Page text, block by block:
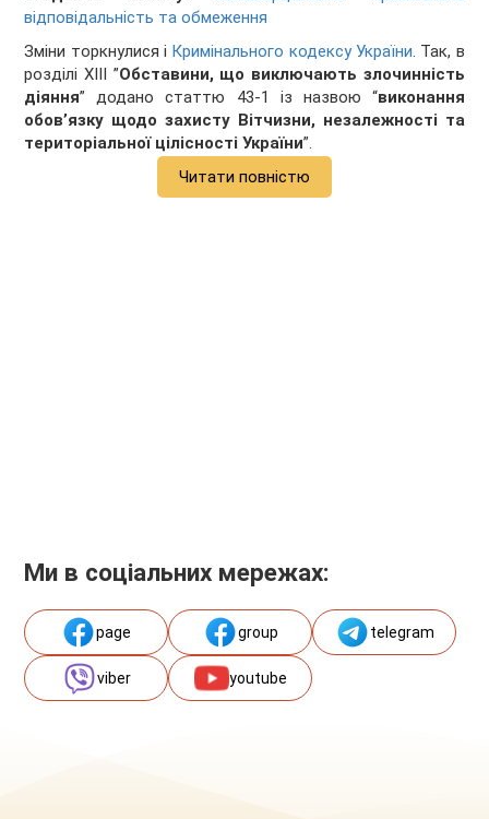
відповідальність та обмеження
Зміни торкнулися і Кримінального кодексу України. Так, в
розділі XIII ”Обставини, що виключають злочинність
діяння” додано статтю 43-1 із назвою “виконання
обов’язку щодо захисту Вітчизни, незалежності та
територіальної цілісності України”.
Читати повністю
Ми в соціальних мережах:
page group telegram
viber youtube